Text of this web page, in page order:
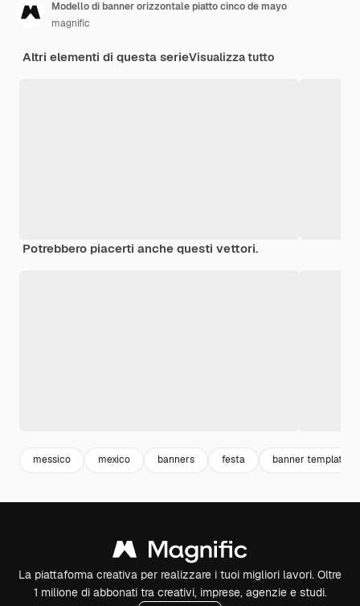
Modello di banner orizzontale piatto cinco de mayo
magnific
Altri elementi di questa serieVisualizza tutto
Potrebbero piacerti anche questi vettori.
messico mexico banners festa banner template
La piattaforma creativa per realizzare i tuoi migliori lavori. Oltre
1 milione di abbonati tra creativi, imprese, agenzie e studi.